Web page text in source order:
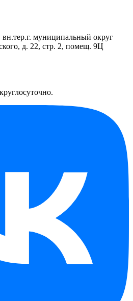
вн.тер.г. муниципальный округ
д. 22, стр. 2, помещ. 9Ц